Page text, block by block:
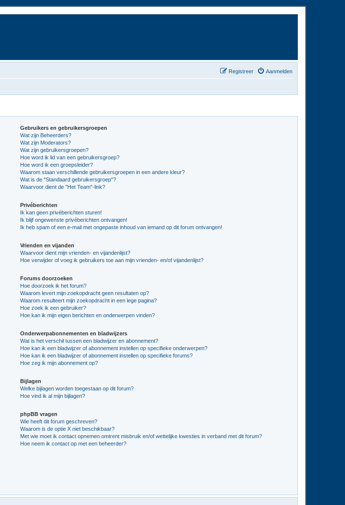
Aanmelden
Registreer
Gebruikers en gebruikersgroepen
Wat zijn Beheerders?
Wat zijn Moderators?
Wat zijn gebruikersgroepen?
Hoe word ik lid van een gebruikersgroep?
Hoe word ik een groepsleider?
Waarom staan verschillende gebruikersgroepen in een andere kleur?
Wat is de "Standaard gebruikersgroep"?
Waarvoor dient de "Het Team"-link?
Privéberichten
Ik kan geen privéberichten sturen!
Ik blijf ongewenste privéberichten ontvangen!
Ik heb spam of een e-mail met ongepaste inhoud van iemand op dit forum ontvangen!
Vrienden en vijanden
Waarvoor dient mijn vrienden- en vijandenlijst?
Hoe verwijder of voeg ik gebruikers toe aan mijn vrienden- en/of vijandenlijst?
Forums doorzoeken
Hoe doorzoek ik het forum?
Waarom levert mijn zoekopdracht geen resultaten op?
Waarom resulteert mijn zoekopdracht in een lege pagina?
Hoe zoek ik een gebruiker?
Hoe kan ik mijn eigen berichten en onderwerpen vinden?
Onderwerpabonnementen en bladwijzers
Wat is het verschil tussen een bladwijzer en abonnement?
Hoe kan ik een bladwijzer of abonnement instellen op specifieke onderwerpen?
Hoe kan ik een bladwijzer of abonnement instellen op specifieke forums?
Hoe zeg ik mijn abonnement op?
Bijlagen
Welke bijlagen worden toegestaan op dit forum?
Hoe vind ik al mijn bijlagen?
phpBB vragen
Wie heeft dit forum geschreven?
Waarom is de optie X niet beschikbaar?
Met wie moet ik contact opnemen omtrent misbruik en/of wettelijke kwesties in verband met dit forum?
Hoe neem ik contact op met een beheerder?